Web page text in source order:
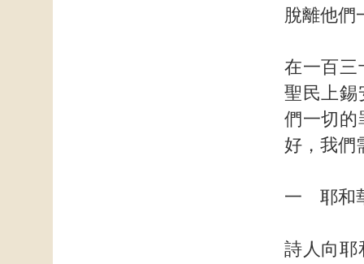
脫離他們
在一百三
聖民上錫
們一切的
好，我們
一 耶和
詩人向耶